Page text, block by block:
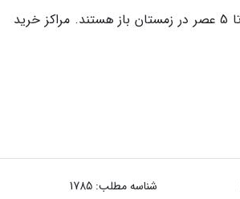
زمان بندی: موزه و خزانه داری از ساعت 9 صبح تا 6 عصر در تابستان و 10 صبح تا 5 عصر در زمستان باز هستند. مراکز خرید
شناسه مطلب: 1785